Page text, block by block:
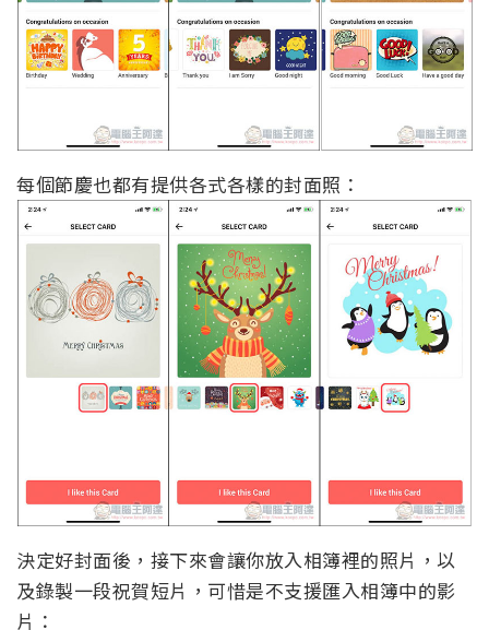
每個節慶也都有提供各式各樣的封面照：
決定好封面後，接下來會讓你放入相簿裡的照片，以
及錄製一段祝賀短片，可惜是不支援匯入相簿中的影
片：